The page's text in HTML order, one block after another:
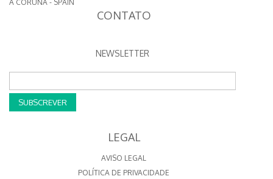
A CORUÑA - SPAIN
CONTATO
NEWSLETTER
SUBSCREVER
LEGAL
AVISO LEGAL
POLÍTICA DE PRIVACIDADE